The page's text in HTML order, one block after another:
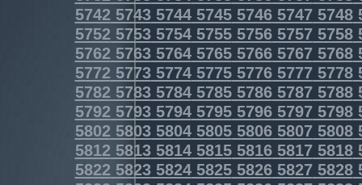
5742574357445745574657475748
5752575357545755575657575758
5762576357645765576657675768
5772577357745775577657775778
5782578357845785578657875788
5792579357945795579657975798
5802580358045805580658075808
5812581358145815581658175818
5822582358245825582658275828